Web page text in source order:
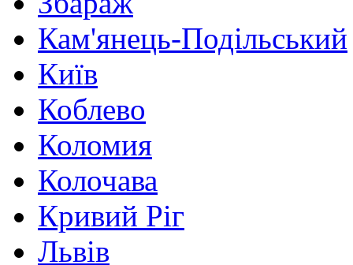
Кам'янець-Подільський
Київ
Коблево
Коломия
Колочава
Кривий Ріг
Львів